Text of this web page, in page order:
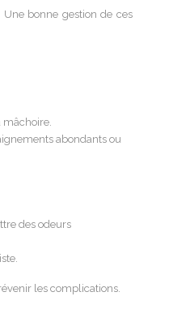
bonne gestion de ces
abondants ou
des odeurs
les complications.